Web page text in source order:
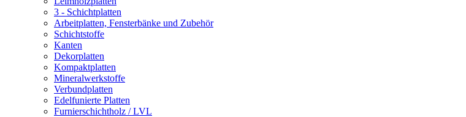
3 - Schichtplatten
Arbeitplatten, Fensterbänke und Zubehör
Schichtstoffe
Kanten
Dekorplatten
Kompaktplatten
Mineralwerkstoffe
Verbundplatten
Edelfunierte Platten
Furnierschichtholz / LVL